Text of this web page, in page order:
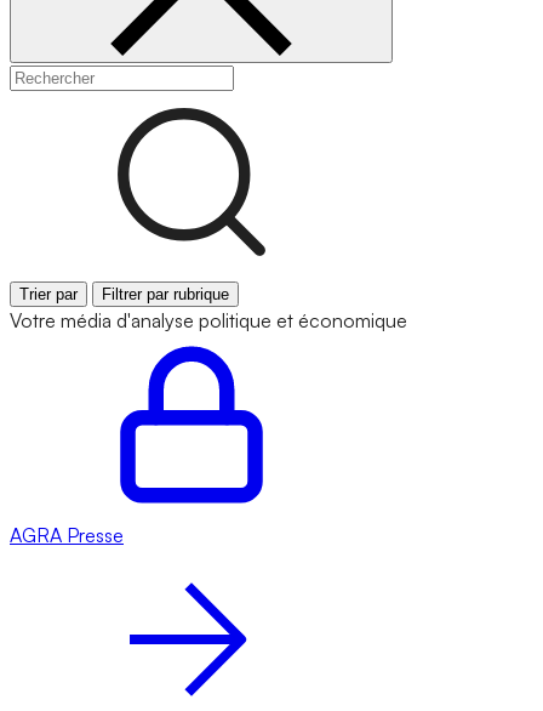
Trier par Filtrer par rubrique
Votre média d'analyse politique et économique
AGRA Presse